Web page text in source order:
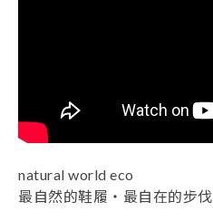
natural world eco
最自然的鞋履・最自在的步伐